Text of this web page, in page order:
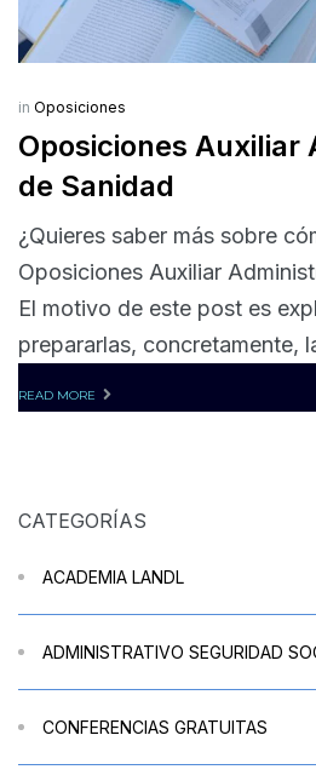
in Oposiciones
Oposiciones Auxiliar
de Sanidad
¿Quieres saber más sobre
Oposiciones Auxiliar
El motivo de este post es
prepararlas, concretamente,
READ MORE
CATEGORÍAS
ACADEMIA LANDL
ADMINISTRATIVO SEGURIDAD
CONFERENCIAS GRATUITAS